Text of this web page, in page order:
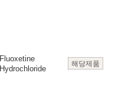
Fluoxetine
Hydrochloride
해당제품